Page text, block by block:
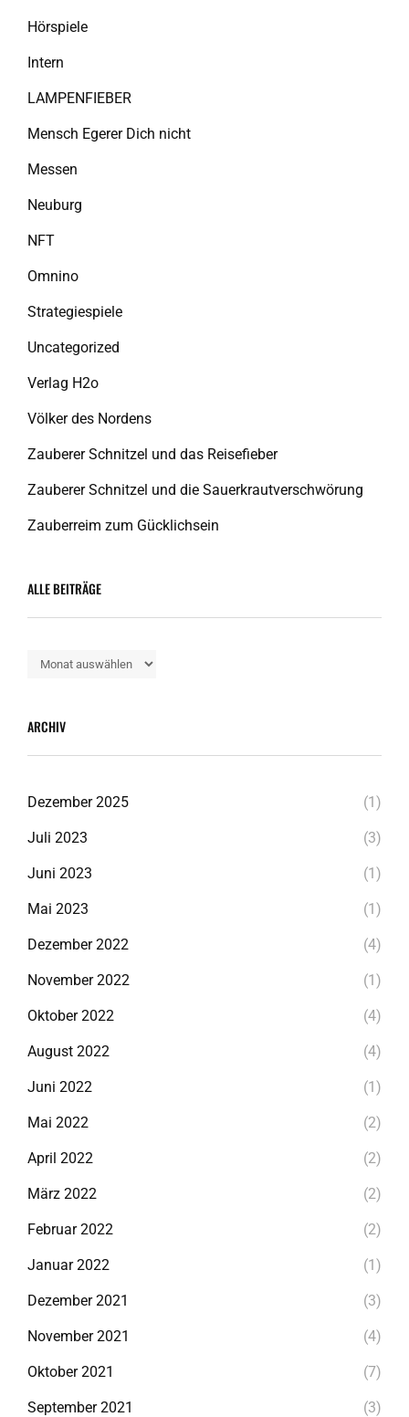
Hörspiele
Intern
LAMPENFIEBER
Mensch Egerer Dich nicht
Messen
Neuburg
NFT
Omnino
Strategiespiele
Uncategorized
Verlag H2o
Völker des Nordens
Zauberer Schnitzel und das Reisefieber
Zauberer Schnitzel und die Sauerkrautverschwörung
Zauberreim zum Gücklichsein
ALLE BEITRÄGE
Alle
ARCHIV
Dezember 2025 (1)
Juli 2023 (3)
Juni 2023 (1)
Mai 2023 (1)
Dezember 2022 (4)
November 2022 (1)
Oktober 2022 (4)
August 2022 (4)
Juni 2022 (1)
Mai 2022 (2)
April 2022 (2)
März 2022 (2)
Februar 2022 (2)
Januar 2022 (1)
Dezember 2021 (3)
November 2021 (4)
Oktober 2021 (7)
September 2021 (3)